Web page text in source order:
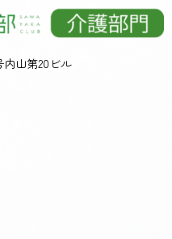
内山第20ビル